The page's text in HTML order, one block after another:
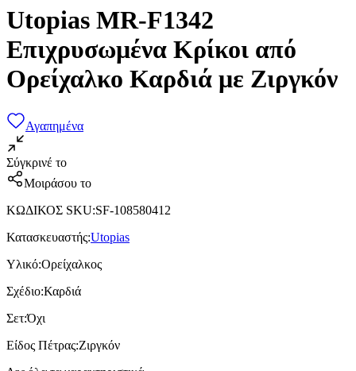
Utopias MR-F1342
Επιχρυσωμένα Κρίκοι από
Ορείχαλκο Καρδιά με Ζιργκόν
Αγαπημένα
Σύγκρινέ το
Μοιράσου το
ΚΩΔΙΚΟΣ SKU:SF-108580412
Κατασκευαστής:Utopias
Υλικό:Ορείχαλκος
Σχέδιο:Καρδιά
Σετ:Όχι
Είδος Πέτρας:Ζιργκόν